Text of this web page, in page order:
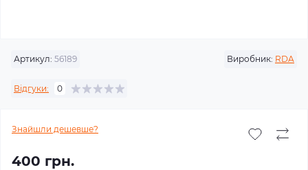
Артикул: 56189 Виробник: RDA
Відгуки: 0
Знайшли дешевше?
400 грн.